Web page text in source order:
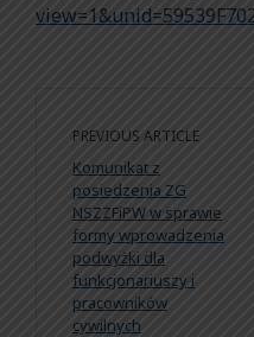
PREVIOUS ARTICLE
Komunikat z
posiedzenia ZG
NSZZFiPW w sprawie
formy wprowadzenia
podwyżki dla
funkcjonariuszy i
pracowników
cywilnych